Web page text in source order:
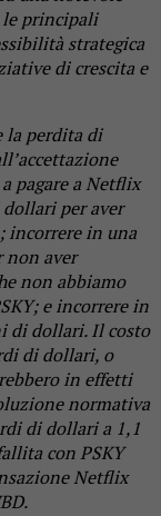
le principali
strategica
di crescita e
la perdita di
pagare a Netflix
per aver
incorrere in una
aver
non abbiamo
e incorrere in
di dollari. Il costo
di dollari, o
in effetti
normativa
di dollari a 1,1
con PSKY
Netflix